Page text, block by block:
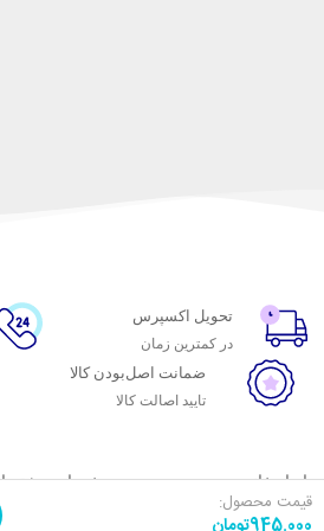
قیمت محصول:
تحویل اکسپرس
در کمترین زمان
ضمانت اصل‌بودن کالا
تایید اصالت کالا
با ماه خانوم
اتاق خبر ماه خانوم
خدمات
پاسخ به